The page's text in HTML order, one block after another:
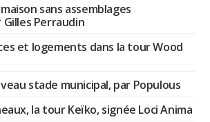
sans assemblages
Perraudin
et logements dans la tour Wood
stade municipal, par Populous
la tour Keïko, signée Loci Anima